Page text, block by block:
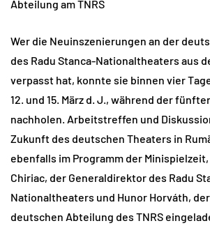
Abteilung am TNRS
Wer die Neuinszenierungen an der
des Radu Stanca-Nationaltheaters aus
verpasst hat, konnte sie binnen vier
12. und 15. März d. J., während der
nachholen. Arbeitstreffen und
Zukunft des deutschen Theaters in
ebenfalls im Programm der
Chiriac, der Generaldirektor des Radu
Nationaltheaters und Hunor Horváth,
deutschen Abteilung des TNRS